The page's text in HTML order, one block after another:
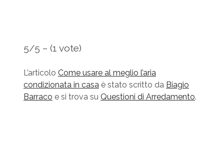
5/5 – (1 vote)
L’articolo Come usare al meglio l’aria
condizionata in casaè stato scritto da Biagio
Barraco e si trova su Questioni di Arredamento.